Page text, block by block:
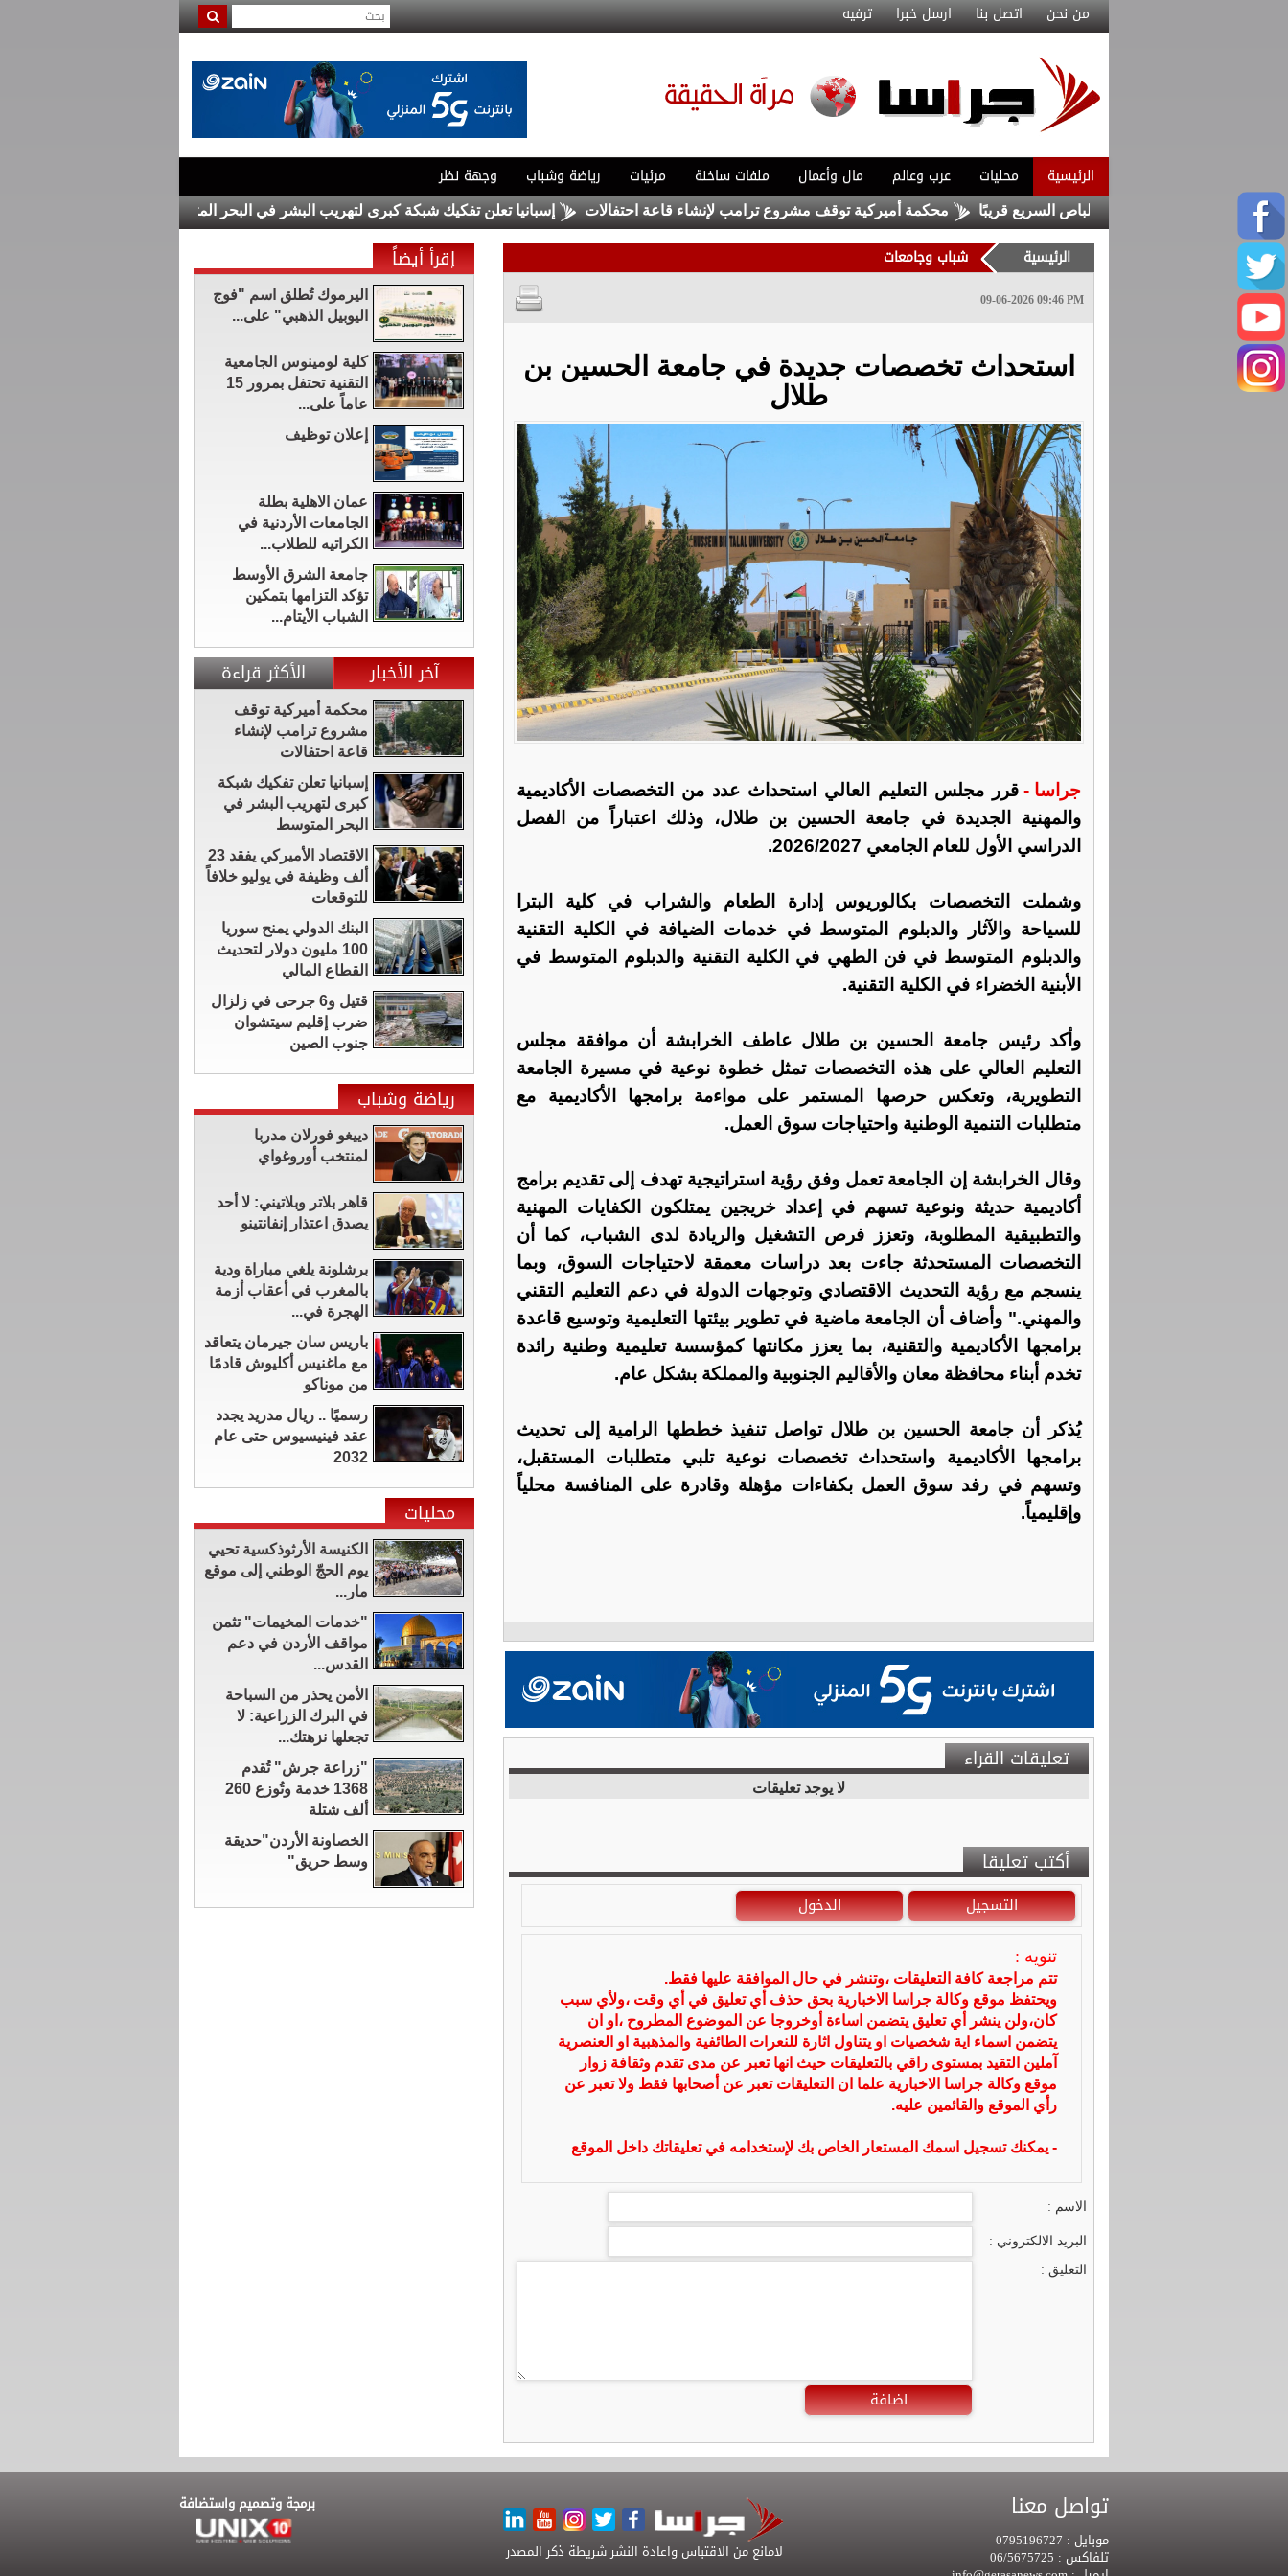
من نحن اتصل بنا ارسل خبرا ترفيه
الرئيسية محليات عرب وعالم مال وأعمال ملفات ساخنة مرئيات رياضة وشباب وجهة نظر
المحطة الرئيسية للباص السريع قريبًا محكمة أميركية توقف مشروع ترامب لإنشاء قاعة احتفالات إسبانيا تعلن تفكيك شبكة كبرى لتهريب البشر في البحر المتوسط
الرئيسية شباب وجامعات
09-06-2026 09:46 PM
استحداث تخصصات جديدة في جامعة الحسين بن
طلال
جراسا - قرر مجلس التعليم العالي استحداث عدد من التخصصات الأكاديمية
والمهنية الجديدة في جامعة الحسين بن طلال، وذلك اعتباراً من الفصل
الدراسي الأول للعام الجامعي 2026/2027.
وشملت التخصصات بكالوريوس إدارة الطعام والشراب في كلية البترا
للسياحة والآثار والدبلوم المتوسط في خدمات الضيافة في الكلية التقنية
والدبلوم المتوسط في فن الطهي في الكلية التقنية والدبلوم المتوسط في
الأبنية الخضراء في الكلية التقنية.
وأكد رئيس جامعة الحسين بن طلال عاطف الخرابشة أن موافقة مجلس
التعليم العالي على هذه التخصصات تمثل خطوة نوعية في مسيرة الجامعة
التطويرية، وتعكس حرصها المستمر على مواءمة برامجها الأكاديمية مع
متطلبات التنمية الوطنية واحتياجات سوق العمل.
وقال الخرابشة إن الجامعة تعمل وفق رؤية استراتيجية تهدف إلى تقديم برامج
أكاديمية حديثة ونوعية تسهم في إعداد خريجين يمتلكون الكفايات المهنية
والتطبيقية المطلوبة، وتعزز فرص التشغيل والريادة لدى الشباب، كما أن
التخصصات المستحدثة جاءت بعد دراسات معمقة لاحتياجات السوق، وبما
ينسجم مع رؤية التحديث الاقتصادي وتوجهات الدولة في دعم التعليم التقني
والمهني." وأضاف أن الجامعة ماضية في تطوير بيئتها التعليمية وتوسيع قاعدة
برامجها الأكاديمية والتقنية، بما يعزز مكانتها كمؤسسة تعليمية وطنية رائدة
تخدم أبناء محافظة معان والأقاليم الجنوبية والمملكة بشكل عام.
يُذكر أن جامعة الحسين بن طلال تواصل تنفيذ خططها الرامية إلى تحديث
برامجها الأكاديمية واستحداث تخصصات نوعية تلبي متطلبات المستقبل،
وتسهم في رفد سوق العمل بكفاءات مؤهلة وقادرة على المنافسة محلياً
وإقليمياً.
تعليقات القراء
لا يوجد تعليقات
أكتب تعليقا
التسجيل الدخول
تنويه :
تتم مراجعة كافة التعليقات ،وتنشر في حال الموافقة عليها فقط.
ويحتفظ موقع وكالة جراسا الاخبارية بحق حذف أي تعليق في أي وقت ،ولأي سبب
كان،ولن ينشر أي تعليق يتضمن اساءة أوخروجا عن الموضوع المطروح ،او ان
يتضمن اسماء اية شخصيات او يتناول اثارة للنعرات الطائفية والمذهبية او العنصرية
آملين التقيد بمستوى راقي بالتعليقات حيث انها تعبر عن مدى تقدم وثقافة زوار
موقع وكالة جراسا الاخبارية علما ان التعليقات تعبر عن أصحابها فقط ولا تعبر عن
رأي الموقع والقائمين عليه.
- يمكنك تسجيل اسمك المستعار الخاص بك لإستخدامه في تعليقاتك داخل الموقع
الاسم :
البريد الالكتروني :
التعليق :
اضافة
إقرأ أيضاً
اليرموك تُطلق اسم "فوج
اليوبيل الذهبي" على...
كلية لومينوس الجامعية
التقنية تحتفل بمرور 15
عاماً على...
إعلان توظيف
عمان الاهلية بطلة
الجامعات الأردنية في
الكراتيه للطلاب...
جامعة الشرق الأوسط
تؤكد التزامها بتمكين
الشباب الأيتام...
آخر الأخبار الأكثر قراءة
محكمة أميركية توقف
مشروع ترامب لإنشاء
قاعة احتفالات
إسبانيا تعلن تفكيك شبكة
كبرى لتهريب البشر في
البحر المتوسط
الاقتصاد الأميركي يفقد 23
ألف وظيفة في يوليو خلافاً
للتوقعات
البنك الدولي يمنح سوريا
100 مليون دولار لتحديث
القطاع المالي
قتيل و6 جرحى في زلزال
ضرب إقليم سيتشوان ​
جنوب الصين
رياضة وشباب
دييغو فورلان مدربا
لمنتخب أوروغواي
قاهر بلاتر وبلاتيني: لا أحد
يصدق اعتذار إنفانتينو
برشلونة يلغي مباراة ودية
بالمغرب في أعقاب أزمة
الهجرة في...
باريس سان جيرمان يتعاقد
مع ماغنيس أكليوش قادمًا
من موناكو
رسميًا .. ريال مدريد يجدد
عقد فينيسيوس حتى عام
2032
محليات
الكنيسة الأرثوذكسية تحيي
يوم الحجّ الوطني إلى موقع
مار...
"خدمات المخيمات" تثمن
مواقف الأردن في دعم
القدس...
الأمن يحذر من السباحة
في البرك الزراعية: لا
تجعلها نزهتك...
"زراعة جرش" تُقدم
1368 خدمة وتُوزع 260
ألف شتلة
الخصاونة الأردن"حديقة
وسط حريق"
تواصل معنا
موبايل :
تلفاكس : لامانع من الاقتباس واعادة النشر شريطة ذكر المصدر
برمجة وتصميم واستضافة